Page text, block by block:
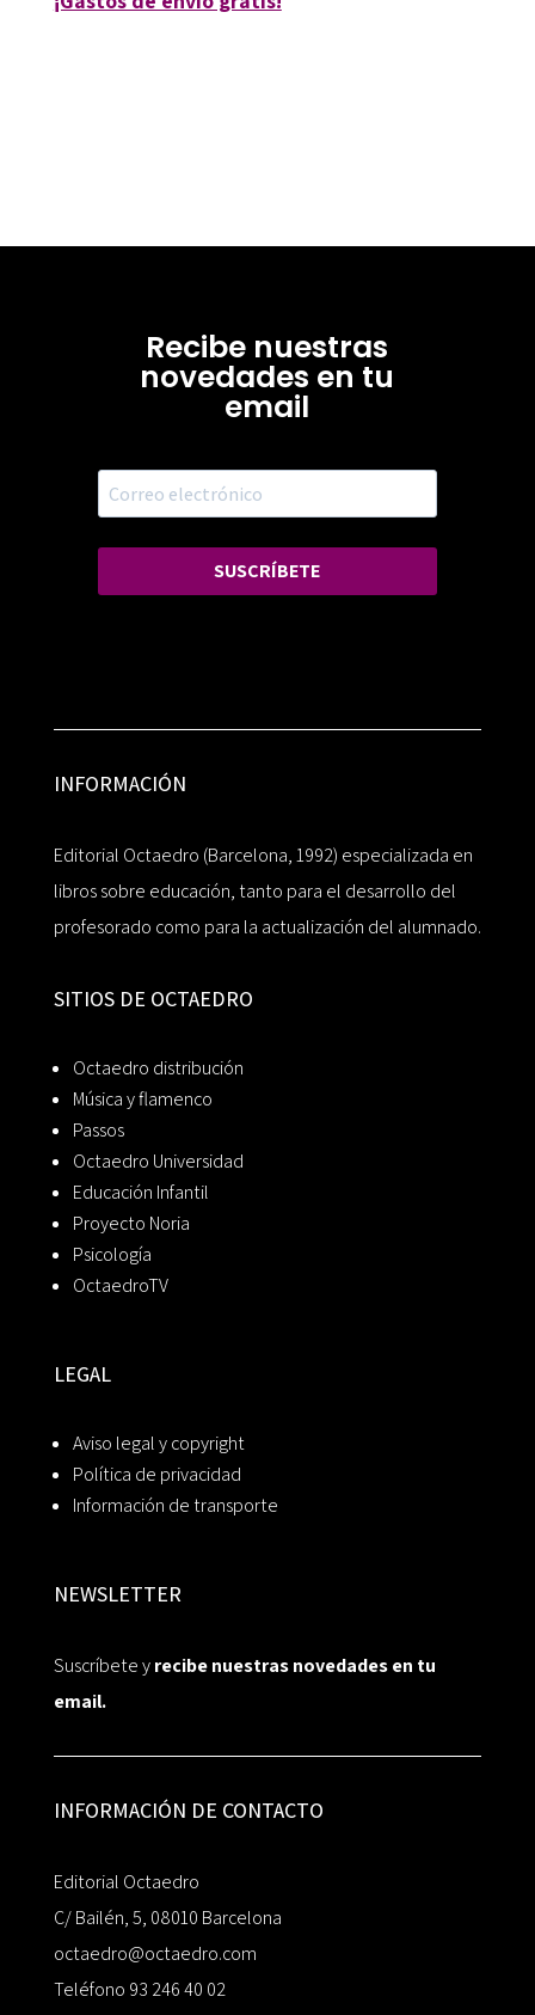
Recibe nuestras
novedades en tu
email
SUSCRÍBETE
INFORMACIÓN
Editorial Octaedro (Barcelona, 1992) especializada en
libros sobre educación, tanto para el desarrollo del
profesorado como para la actualización del alumnado.
SITIOS DE OCTAEDRO
Octaedro distribución
Música y flamenco
Passos
Octaedro Universidad
Educación Infantil
Proyecto Noria
Psicología
OctaedroTV
LEGAL
Aviso legal y copyright
Política de privacidad
Información de transporte
NEWSLETTER
Suscríbete yrecibe nuestras novedades en tu
email.
INFORMACIÓN DE CONTACTO
Editorial Octaedro
C/ Bailén, 5, 08010 Barcelona
octaedro@octaedro.com
Teléfono 93 246 40 02